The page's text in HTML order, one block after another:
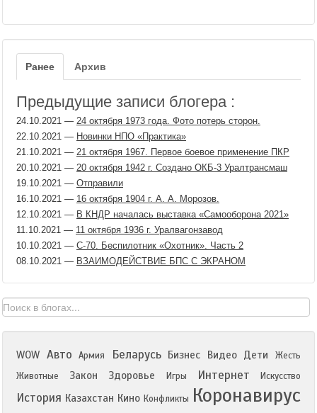
Ранее Архив
Предыдущие записи блогера :
24.10.2021 — 24 октября 1973 года. Фото потерь сторон.
22.10.2021 — Новинки НПО «Практика»
21.10.2021 — 21 октября 1967. Первое боевое применение ПКР
20.10.2021 — 20 октября 1942 г. Создано ОКБ-3 Уралтрансмаш
19.10.2021 — Отправили
16.10.2021 — 16 октября 1904 г. А. А. Морозов.
12.10.2021 — В КНДР началась выставка «Самооборона 2021»
11.10.2021 — 11 октября 1936 г. Уралвагонзавод
10.10.2021 — С-70. Беспилотник «Охотник». Часть 2
08.10.2021 — ВЗАИМОДЕЙСТВИЕ БПС С ЭКРАНОМ
WOW Авто Армия Беларусь Бизнес Видео Дети
Жесть
Животные
Закон Здоровье Игры Интернет Искусство
История Казахстан Кино Конфликты Коронавирус